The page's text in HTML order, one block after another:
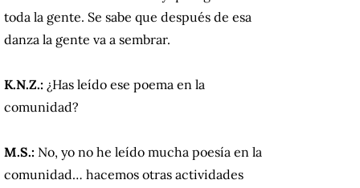
toda la gente. Se sabe que después de esa
danza la gente va a sembrar.
K.N.Z.: ¿Has leído ese poema en la
comunidad?
M.S.: No, yo no he leído mucha poesía en la
comunidad… hacemos otras actividades